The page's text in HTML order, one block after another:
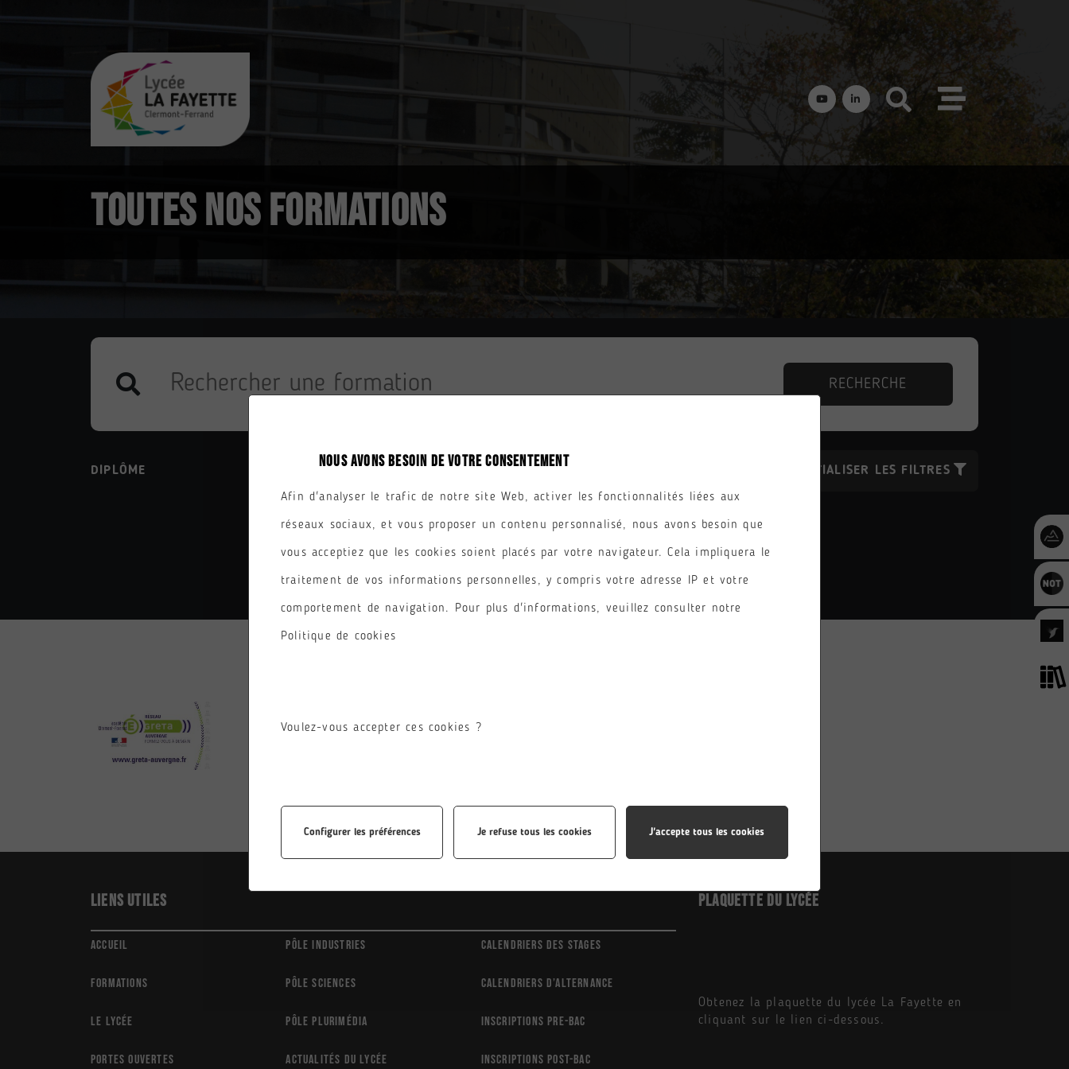
TOUTES NOS FORMATIONS
RECHERCHE
DIPLÔME RÉINITIALISER LES FILTRES
AUCUN RÉSULTATS.
Liens utiles
Accueil Pôle Industries Calendriers des stages
Formations Pôle Sciences Calendriers d’alternance
Le Lycée Pôle Plurimédia Inscriptions Pre-Bac
Portes ouvertes Actualités du lycée Inscriptions Post-Bac
Plaquette du Lycée
Obtenez la plaquette du lycée La Fayette en
cliquant sur le lien ci-dessous.
NOUS AVONS BESOIN DE VOTRE CONSENTEMENT
Afin d'analyser le trafic de notre site Web, activer les fonctionnalités liées aux
réseaux sociaux, et vous proposer un contenu personnalisé, nous avons besoin que
vous acceptiez que les cookies soient placés par votre navigateur. Cela impliquera le
traitement de vos informations personnelles, y compris votre adresse IP et votre
comportement de navigation. Pour plus d'informations, veuillez consulter notre
Politique de cookies
Voulez-vous accepter ces cookies ?
Configurer les préférences Je refuse tous les cookies J'accepte tous les cookies